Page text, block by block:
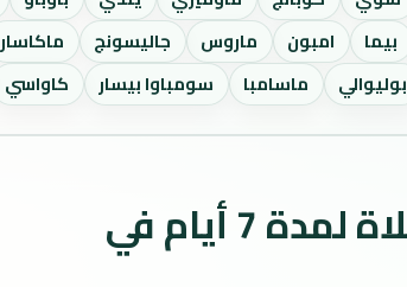
بيما امبون ماروس جاليسونج ماكاسار
بوليوالي ماسامبا سومباوا بيسار كاواسي
جدول مواقيت الصلاة لمدة 7 أيام في